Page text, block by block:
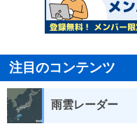
注目のコンテンツ
雨雲レーダー